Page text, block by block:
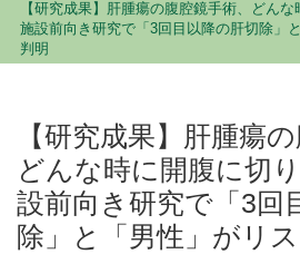
【研究成果】肝腫瘍の腹腔鏡手術、どん
施設前向き研究で「3回目以降の肝切除」
判明
【研究成果】肝腫瘍
どんな時に開腹に切
設前向き研究で「3回
除」と「男性」がリ